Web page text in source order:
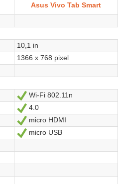
Asus Vivo Tab Smart
10,1 in
1366 x 768 pixel
Oui
Wi-Fi 802.11n
Oui
4.0
Oui
micro HDMI
Oui
micro USB